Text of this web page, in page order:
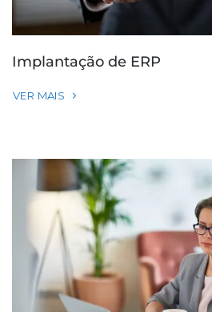
Implantação de ERP
VER MAIS